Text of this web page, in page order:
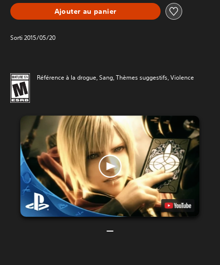
Ajouter au panier
Sorti 2015/05/20
Référence à la drogue, Sang, Thèmes suggestifs, Violence